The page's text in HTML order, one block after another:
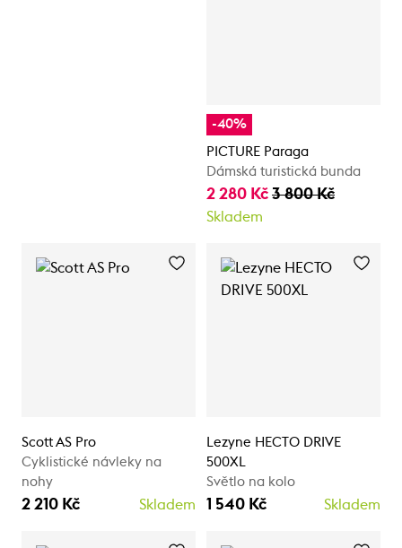
-40%
PICTURE Paraga
Dámská turistická bunda
2 280 Kč 3 800 Kč
Skladem
Scott AS Pro
Cyklistické návleky na
nohy
2 210 Kč Skladem
Lezyne HECTO DRIVE
500XL
Světlo na kolo
1 540 Kč Skladem